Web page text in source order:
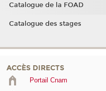
Catalogue de la FOAD
Catalogue des stages
ACCÈS DIRECTS
Portail Cnam